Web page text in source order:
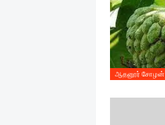
ஆதனூர் சோழன்